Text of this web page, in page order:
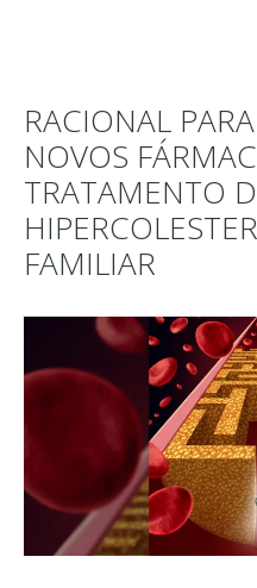
RACIONAL
NOVOS
TRATAMENTO
FAMILIAR